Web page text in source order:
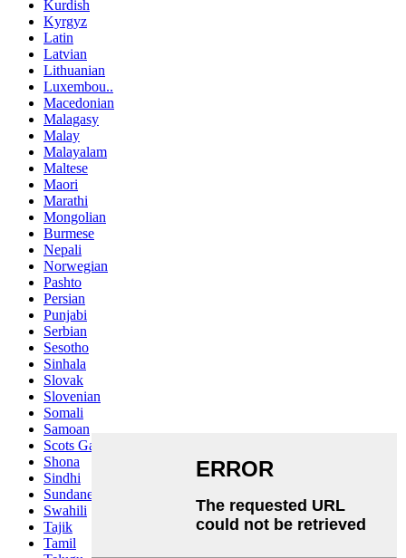
Kurdish
Kyrgyz
Latin
Latvian
Lithuanian
Luxembou..
Macedonian
Malagasy
Malay
Malayalam
Maltese
Maori
Marathi
Mongolian
Burmese
Nepali
Norwegian
Pashto
Persian
Punjabi
Serbian
Sesotho
Sinhala
Slovak
Slovenian
Somali
Samoan
Scots Gaelic
Shona
Sindhi
Sundanese
Swahili
Tajik
Tamil